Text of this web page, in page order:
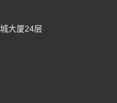
大厦24层